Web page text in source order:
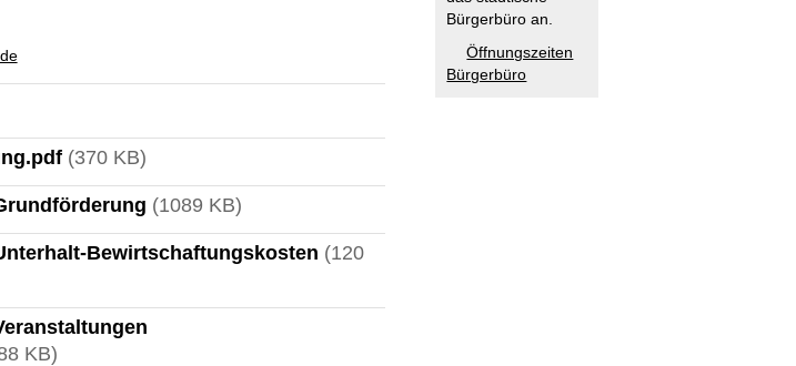
(370 KB)
(1089 KB)
Bewirtschaftungskosten (120
KB)
Bürgerbüro an.
Öffnungszeiten
Bürgerbüro